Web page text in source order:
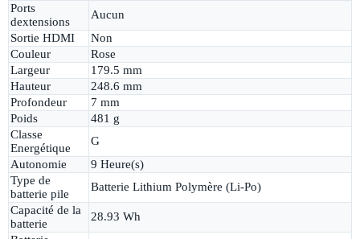
Ports
dextensions
Aucun
Sortie HDMI
Non
Couleur
Rose
Largeur
179.5 mm
Hauteur
248.6 mm
Profondeur
7 mm
Poids
481 g
Classe
Energétique
G
Autonomie
9 Heure(s)
Type de
batterie pile
Batterie Lithium Polymère (Li-Po)
Capacité de la
batterie
28.93 Wh